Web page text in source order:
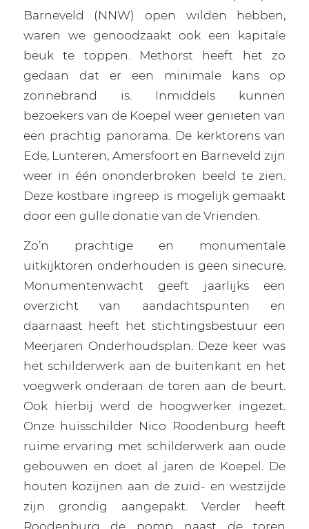
Barneveld (NNW) open wilden hebben,
waren we genoodzaakt ook een kapitale
beuk te toppen. Methorst heeft het zo
gedaan dat er een minimale kans op
zonnebrand is. Inmiddels kunnen
bezoekers van de Koepel weer genieten van
een prachtig panorama. De kerktorens van
Ede, Lunteren, Amersfoort en Barneveld zijn
weer in één ononderbroken beeld te zien.
Deze kostbare ingreep is mogelijk gemaakt
door een gulle donatie van de Vrienden.
Zo’n prachtige en monumentale
uitkijktoren onderhouden is geen sinecure.
Monumentenwacht geeft jaarlijks een
overzicht van aandachtspunten en
daarnaast heeft het stichtingsbestuur een
Meerjaren Onderhoudsplan. Deze keer was
het schilderwerk aan de buitenkant en het
voegwerk onderaan de toren aan de beurt.
Ook hierbij werd de hoogwerker ingezet.
Onze huisschilder Nico Roodenburg heeft
ruime ervaring met schilderwerk aan oude
gebouwen en doet al jaren de Koepel. De
houten kozijnen aan de zuid- en westzijde
zijn grondig aangepakt. Verder heeft
Roodenburg de pomp naast de toren